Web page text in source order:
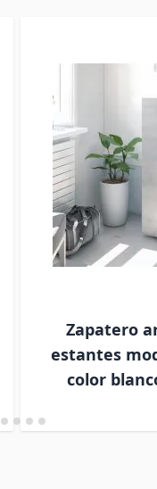
Zapatero
estantes
color